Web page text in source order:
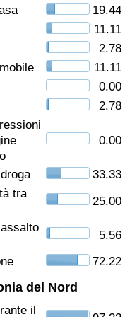
19.44
11.11
2.78
11.11
0.00
2.78
0.00
33.33
tra
25.00
5.56
72.22
del Nord
il